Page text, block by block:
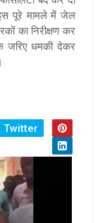
पूरे मामले में जेल
का निरीक्षण कर
जरिए धमकी देकर
Twitter